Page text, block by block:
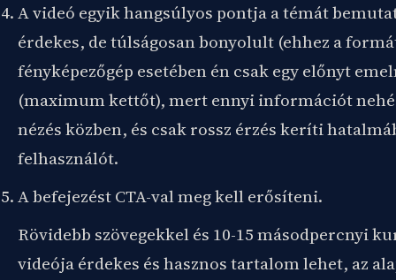
A videó egyik hangsúlyos pontja a témát
érdekes, de túlságosan bonyolult (ehhez a
fényképezőgép esetében én csak egy előnyt
(maximum kettőt), mert ennyi információt
nézés közben, és csak rossz érzés keríti
felhasználót.
A befejezést CTA-val meg kell erősíteni.
Rövidebb szövegekkel és 10-15 másodpercnyi
videója érdekes és hasznos tartalom lehet, az